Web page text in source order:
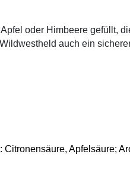
oder Himbeere gefüllt,
auch ein
Apfelsäure;